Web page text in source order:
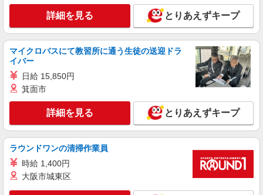
携帯販売スタッフ【softbank】
時給1400円〜1450円（経験・能力による） ※
残業代支給 ★交通費別途支給（規定あり） ゜
+゜・。○。・゜+゜・。○。・゜+゜ 入社祝い金10
有）★ ゜・。○。・゜+゜・。○。・゜+゜
福岡県福岡市西区のsoftbankショップ
キープ 詳細を見る
紹介予定派遣
株式会社シエロ
【ドコモ】の店舗スタッフ
時給1300円〜 ※残業代支給 ★交通費別途支給
頂くと, インセンティブ支給(規定有) ★月2回払
い・週払い可能（規程有）★ ゜・。○。・゜
福岡県福岡市西区のdocomoショップ
詳細を見る とりあえずキープ
マイクロバスにて教習所に通う生徒の送迎ドラ
イバー
日給 15,850円
箕面市
詳細を見る とりあえずキープ
ラウンドワンの清掃作業員
時給 1,400円
大阪市城東区